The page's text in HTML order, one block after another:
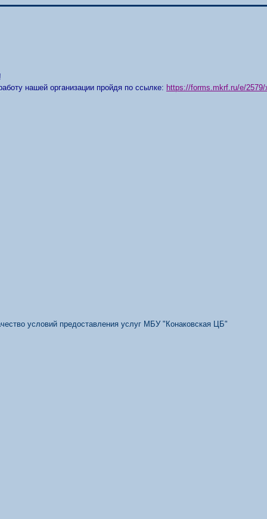
нашей организации пройдя по ссылке: https://forms.mkrf.ru/e/
условий предоставления услуг МБУ "Конаковская ЦБ"